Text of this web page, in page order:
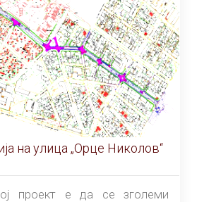
на улица „Орце Николов“
проект е да се зголеми